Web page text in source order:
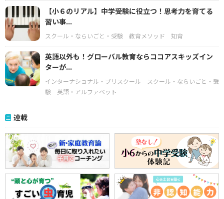
【小６のリアル】中学受験に役立つ！思考力を育てる
習い事...
スクール・ならいごと・受験 教育メソッド 知育
英語以外も！グローバル教育ならココアスキッズイン
ターが...
インターナショナル・プリスクール
スクール・ならいごと・受
験
英語・アルファベット
連載